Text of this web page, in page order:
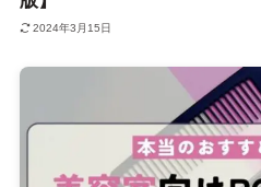
2024年3月15日